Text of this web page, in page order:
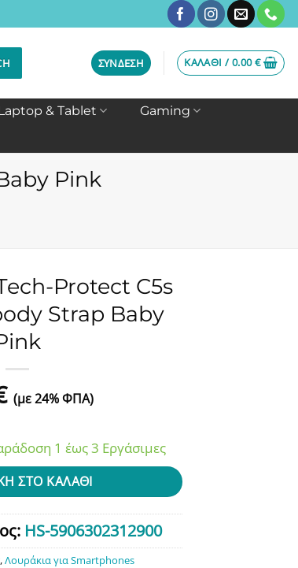
ΣΎΝΔΕΣΗ ΚΑΛΆΘΙ /0.00€
& Tablet
Gaming
Pink
Protect C5s
Strap Baby
(με 24% ΦΠΑ)
1 έως 3 Εργάσιμες
ΣΤΟ ΚΑΛΆΘΙ
HS-5906302312900
,Λουράκια για Smartphones